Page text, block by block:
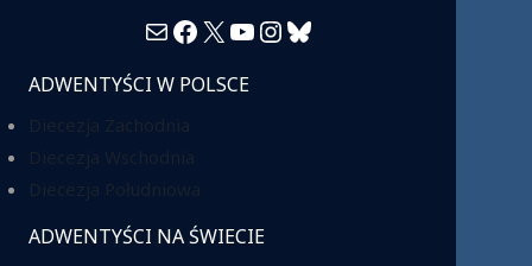
MailFacebook
X YouTube
Instagram
Bluesky
ADWENTYŚCI W POLSCE
ADWENTYŚCI NA ŚWIECIE